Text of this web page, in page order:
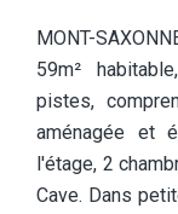
MONT-
59m²
pistes,
aménagée et
l'étage, 2
Cave. Dans